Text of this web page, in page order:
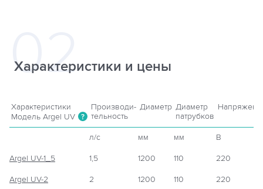
Характеристики и цены
Характеристики
Производи-
тельность
Диаметр Диаметр
Модель Argel UV
? патрубков
л/c мм мм В
Argel UV-1_5 1,5 1200 110 220
Argel UV-2 2 1200 110 220